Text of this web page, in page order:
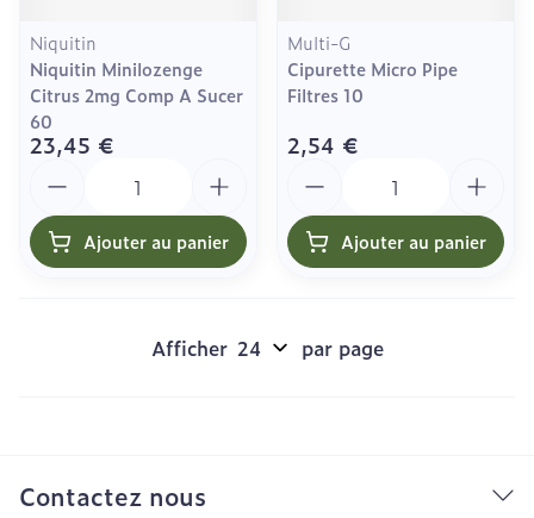
Niquitin
Niquitin Minilozenge
Citrus 2mg Comp A Sucer
60
23,45 €
Ajouter au panier
Multi-G
Cipurette Micro Pipe
Filtres 10
2,54 €
Ajouter au panier
Afficher par page
Contactez nous